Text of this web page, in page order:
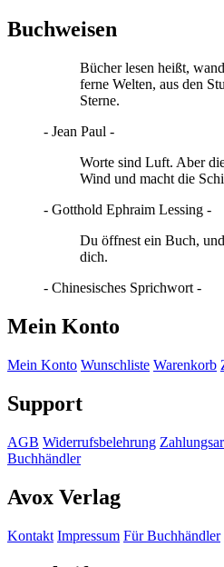
Buchweisen
Bücher lesen heißt,
ferne Welten, aus den
Sterne.
- Jean Paul -
Worte sind Luft. Aber
Wind und macht die
- Gotthold Ephraim Lessing -
Du öffnest ein Buch,
dich.
- Chinesisches Sprichwort -
Mein Konto
Mein Konto Wunschliste Warenkorb
Support
AGB Widerrufsbelehrung
Buchhändler
Avox Verlag
Kontakt Impressum Für Buchhändler